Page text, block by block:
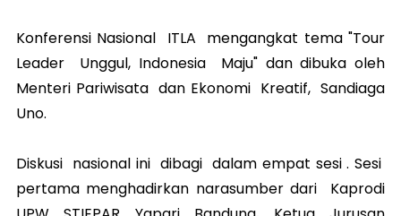
Konferensi Nasional ITLA mengangkat tema "Tour
Leader Unggul, Indonesia Maju" dan dibuka oleh
Menteri Pariwisata dan Ekonomi Kreatif, Sandiaga
Uno.
Diskusi nasional ini dibagi dalam empat sesi . Sesi
pertama menghadirkan narasumber dari Kaprodi